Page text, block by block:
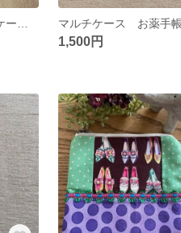
1,500円